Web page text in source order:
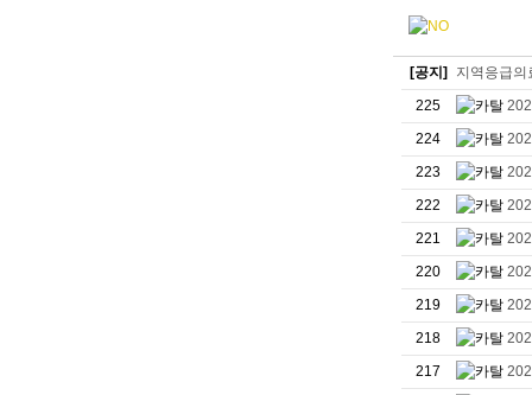
[공지]
지역응급의
225
224
223
222
221
220
219
218
217